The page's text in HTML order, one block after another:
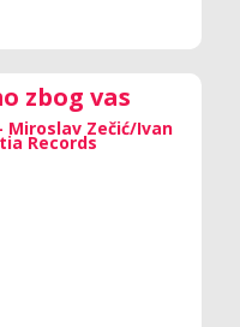
zbog vas
Miroslav Zečić/Ivan
Records